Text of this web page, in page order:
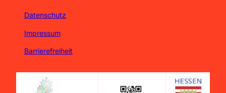
Datenschutz
Impressum
Barrierefreiheit